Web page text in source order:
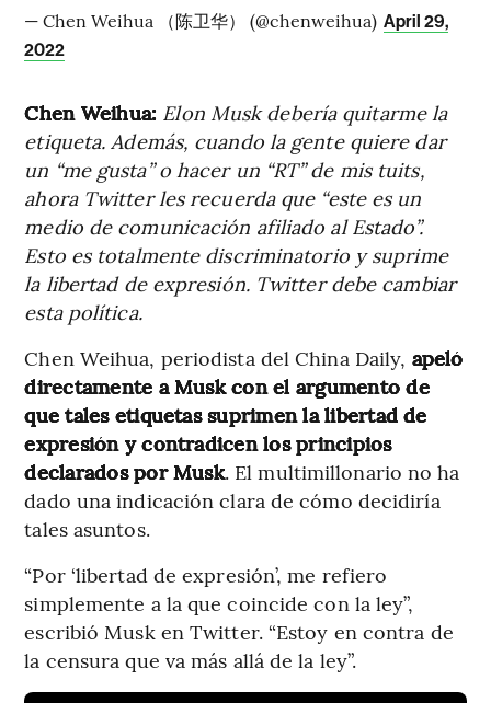
— Chen Weihua （陈卫华） (@chenweihua) April 29,
2022
Chen Weihua: Elon Musk debería quitarme la
etiqueta. Además, cuando la gente quiere dar
un “me gusta” o hacer un “RT” de mis tuits,
ahora Twitter les recuerda que “este es un
medio de comunicación afiliado al Estado”.
Esto es totalmente discriminatorio y suprime
la libertad de expresión. Twitter debe cambiar
esta política.
Chen Weihua, periodista del China Daily, apeló
directamente a Musk con el argumento de
que tales etiquetas suprimen la libertad de
expresión y contradicen los principios
declarados por Musk. El multimillonario no ha
dado una indicación clara de cómo decidiría
tales asuntos.
“Por ‘libertad de expresión’, me refiero
simplemente a la que coincide con la ley”,
escribió Musk en Twitter. “Estoy en contra de
la censura que va más allá de la ley”.